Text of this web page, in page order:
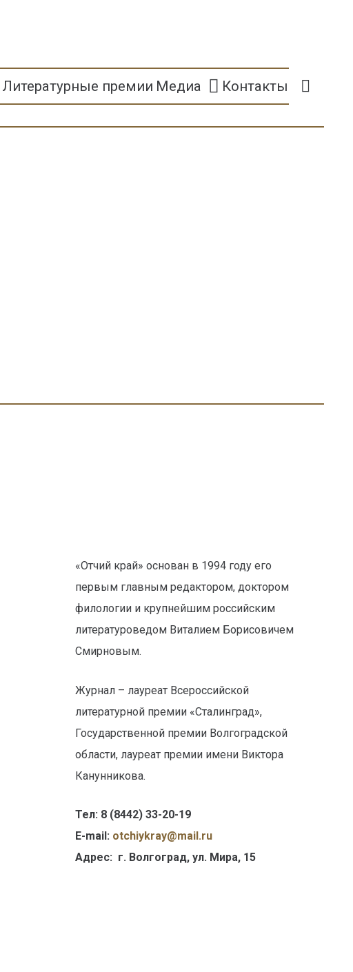
Литературные премии Медиа Контакты
«Отчий край» основан в 1994 году его
первым главным редактором, доктором
филологии и крупнейшим российским
литературоведом Виталием Борисовичем
Смирновым.
Журнал – лауреат Всероссийской
литературной премии «Сталинград»,
Государственной премии Волгоградской
области, лауреат премии имени Виктора
Канунникова.
Тел: 8 (8442) 33-20-19
E-mail: otсhiykray@mail.ru
Адрес: г. Волгоград, ул. Мира, 15